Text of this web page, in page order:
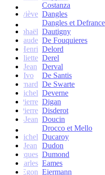
Costanza
Geneviève Dangles
Dangles et Defrance
Raphaël Dautigny
Claude De Fouquieres
Henri Delord
Juliette Derel
Jean
Derval
Ivo
De Santis
Bernard De Swarte
Michel Deverne
Pierre Digan
Pierre Disderot
André-Jean Doucin
Drocco et Mello
Michel Ducaroy
Jean
Dudon
Jacques Dumond
Charles Eames
Egon Eiermann